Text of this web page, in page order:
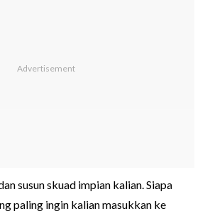
susun skuad impian kalian. Siapa
paling ingin kalian masukkan ke